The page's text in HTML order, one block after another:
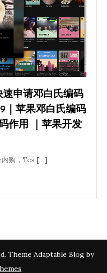
申请邓白氏编码
｜苹果邓白氏编码
作用 ｜苹果开发
购，Tes […]
Theme Adaptable Blog by